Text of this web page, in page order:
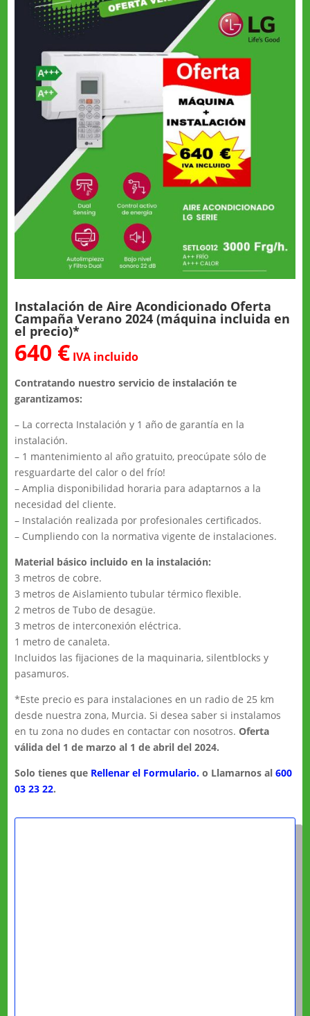
Instalación de Aire Acondicionado Oferta
Campaña Verano 2024 (máquina incluida en
el precio)*
640 € IVA incluido
Contratando nuestro servicio de instalación te
garantizamos:
– La correcta Instalación y 1 año de garantía en la
instalación.
– 1 mantenimiento al año gratuito, preocúpate sólo de
resguardarte del calor o del frío!
– Amplia disponibilidad horaria para adaptarnos a la
necesidad del cliente.
– Instalación realizada por profesionales certificados.
– Cumpliendo con la normativa vigente de instalaciones.
Material básico incluido en la instalación:
3 metros de cobre.
3 metros de Aislamiento tubular térmico flexible.
2 metros de Tubo de desagüe.
3 metros de interconexión eléctrica.
1 metro de canaleta.
Incluidos las fijaciones de la maquinaria, silentblocks y
pasamuros.
*Este precio es para instalaciones en un radio de 25 km
desde nuestra zona, Murcia. Si desea saber si instalamos
en tu zona no dudes en contactar con nosotros.Oferta
válida del 1 de marzo al 1 de abril del 2024.
Solo tienes que Rellenar el Formulario. o Llamarnos al600
03 23 22.